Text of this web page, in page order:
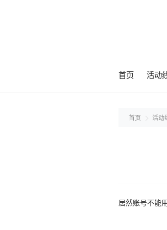
首页 活动
首页 活动
居然账号不能